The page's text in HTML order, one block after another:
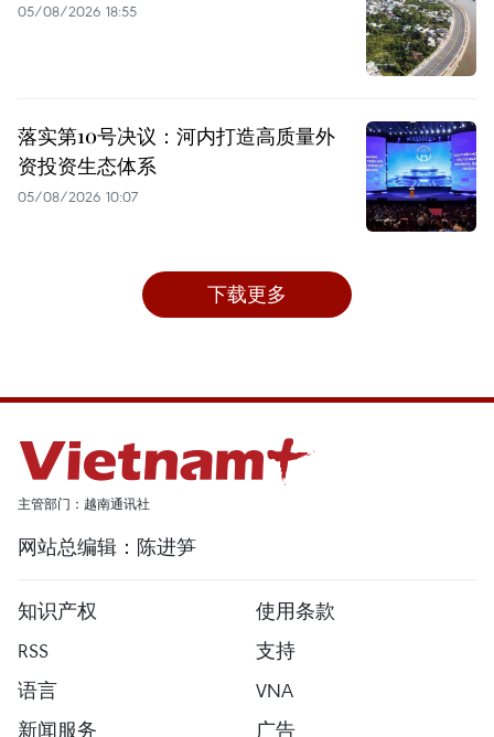
05/08/2026 18:55
落实第10号决议：河内打造高质量外
资投资生态体系
05/08/2026 10:07
下载更多
主管部门：越南通讯社
网站总编辑：陈进笋
知识产权
使用条款
RSS
支持
语言
VNA
新闻服务
广告